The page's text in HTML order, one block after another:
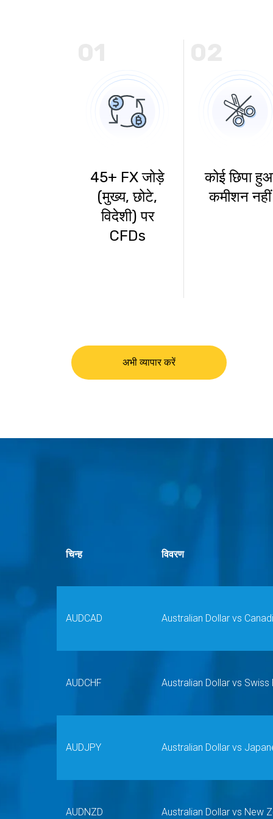
45+ FX जोड़े
(मुख्य, छोटे,
विदेशी) पर
CFDs
कोई छिपा
कमीशन नहीं
अभी व्यापार करें
चिन्ह विवरण
AUDCAD Australian Dollar vs
AUDCHF Australian Dollar vs Swiss
AUDJPY Australian Dollar vs
AUDNZD Australian Dollar vs New